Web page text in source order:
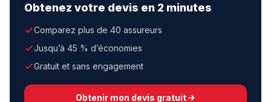
Obtenez votre devis en 2 minutes
Comparez plus de 40 assureurs
Jusqu’à 45 % d’économies
Gratuit et sans engagement
Obtenir mon devis gratuit